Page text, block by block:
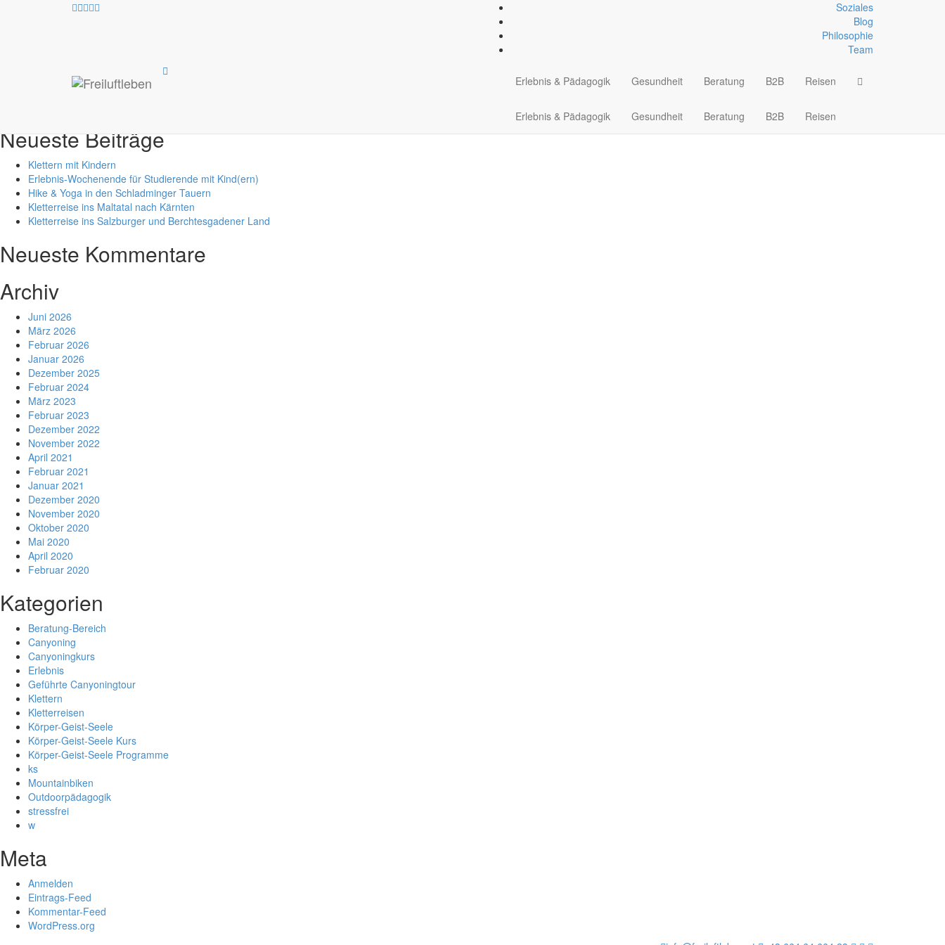
Soziales
Blog
Philosophie
Team
Erlebnis & Pädagogik Gesundheit Beratung B2B Reisen
Erlebnis & Pädagogik Gesundheit Beratung B2B Reisen
Optionale Ausrüstung:
Test Suche /Test Suche
Neueste Beiträge
Klettern mit Kindern
Erlebnis-Wochenende für Studierende mit Kind(ern)
Hike & Yoga in den Schladminger Tauern
Kletterreise ins Maltatal nach Kärnten
Kletterreise ins Salzburger und Berchtesgadener Land
Neueste Kommentare
Archiv
Juni 2026
März 2026
Februar 2026
Januar 2026
Dezember 2025
Februar 2024
März 2023
Februar 2023
Dezember 2022
November 2022
April 2021
Februar 2021
Januar 2021
Dezember 2020
November 2020
Oktober 2020
Mai 2020
April 2020
Februar 2020
Kategorien
Beratung-Bereich
Canyoning
Canyoningkurs
Erlebnis
Geführte Canyoningtour
Klettern
Kletterreisen
Körper-Geist-Seele
Körper-Geist-Seele Kurs
Körper-Geist-Seele Programme
ks
Mountainbiken
Outdoorpädagogik
stressfrei
w
Meta
Anmelden
Eintrags-Feed
Kommentar-Feed
WordPress.org